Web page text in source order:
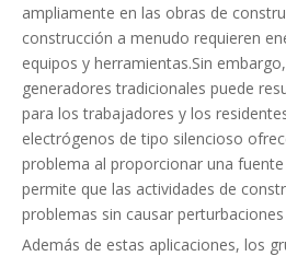
ampliamente en las obras de
construcción a menudo requieren
equipos y herramientas.Sin
generadores tradicionales puede
para los trabajadores y los
electrógenos de tipo silencioso
problema al proporcionar una
permite que las actividades de
problemas sin causar
Además de estas aplicaciones, los